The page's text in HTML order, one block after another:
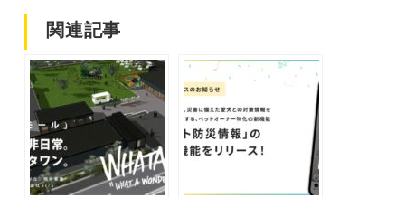
関連記事